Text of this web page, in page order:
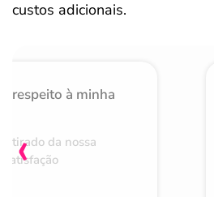
custos adicionais.
respeito à minha
da nossa
‹